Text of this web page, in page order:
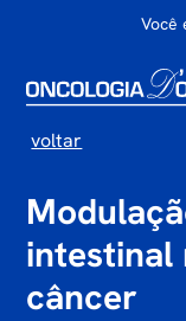
Você
voltar
intestinal
câncer